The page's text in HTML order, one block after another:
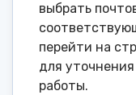
выбрать
перейти на
для
работы.